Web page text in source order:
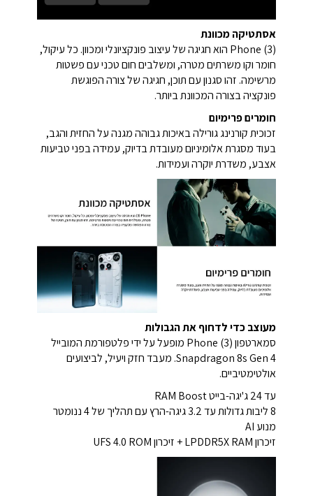
אסתטיקה מכוונת
Phone (3) הוא חגיגה של עיצוב פונקציונלי ומכוון. כל עיקול,
חומר וקו משרתים מטרה, ומשלבים חום טכני עם פשטות
מרשימה. זהו סגנון עם תוכן, חגיגה של צורה הפוגשת
פונקציה בצורה המכוונת ביותר.
חומרים פרימיום
זכוכית קורנינג גורילה באיכות גבוהה מגנה על החזית והגב,
בעוד מסגרת אלומיניום מעובדת בדיוק, עמידה בפני טביעות
אצבע, משדרת יוקרה ועמידות.
מעוצב כדי לדחוף את הגבולות
סמארטפוןPhone (3) מופעל על ידי פלטפורמת המובייל
Snapdragon 8s Gen 4. מעבד חזק ויעיל, לביצועים
אולטימטיביים.
עד 24 ג'יגה-בייט RAM Boost
8 ליבות גדולות עד 3.2 גיגה-הרץ עם תהליך של 4 ננומטר
מנוע AI
זיכרון LPDDR5X RAM + זיכרון UFS 4.0 ROM